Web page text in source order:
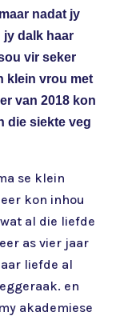
nadat jy
jy dalk haar
vir seker
klein vrou met
van 2018 kon
die siekte veg
se klein
kon inhou
al die liefde
as vier jaar
liefde al
en
akademiese